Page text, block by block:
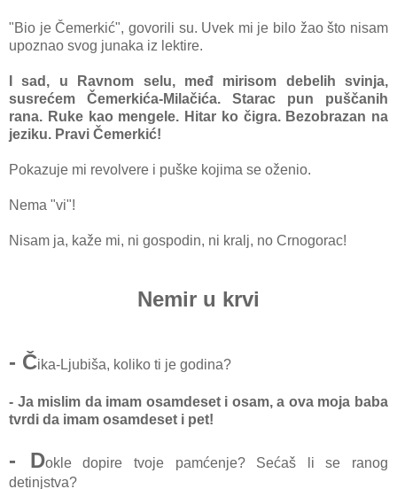
"Bio je Čemerkić", govorili su. Uvek mi je bilo žao što nisam
upoznao svog junaka iz lektire.
I sad, u Ravnom selu, međ mirisom debelih svinja,
susrećem Čemerkića-Milačića. Starac pun puščanih
rana. Ruke kao mengele. Hitar ko čigra. Bezobrazan na
jeziku. Pravi Čemerkić!
Pokazuje mi revolvere i puške kojima se oženio.
Nema "vi"!
Nisam ja, kaže mi, ni gospodin, ni kralj, no Crnogorac!
Nemir u krvi
- Čika-Ljubiša, koliko ti je godina?
- Ja mislim da imam osamdeset i osam, a ova moja baba
tvrdi da imam osamdeset i pet!
- Dokle dopire tvoje pamćenje? Sećaš li se ranog
detinjstva?